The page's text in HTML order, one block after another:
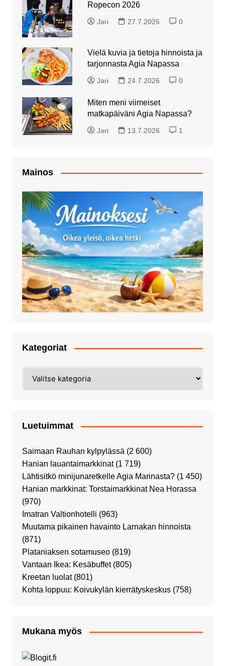
Ropecon 2026
Jari 27.7.2026 0
Vielä kuvia ja tietoja hinnoista ja
tarjonnasta Agia Napassa
Jari 24.7.2026 0
Miten meni viimeiset
matkapäiväni Agia Napassa?
Jari 13.7.2026 1
Mainos
Kategoriat
Luetuimmat
Saimaan Rauhan kylpylässä (2 600)
Hanian lauantaimarkkinat (1 719)
Lähtisitkö minijunaretkelle Agia Marinasta? (1 450)
Hanian markkinat: Torstaimarkkinat Nea Horassa
(970)
Imatran Valtionhotelli (963)
Muutama pikainen havainto Larnakan hinnoista
(871)
Plataniaksen sotamuseo (819)
Vantaan Ikea: Kesäbuffet (805)
Kreetan luolat (801)
Kohta loppuu: Koivukylän kierrätyskeskus (758)
Mukana myös